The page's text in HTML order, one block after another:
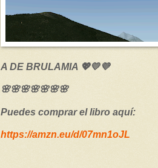
A DE BRULAMIA 💖💛💜
🌸🌸🌸🌸🌸🌸🌸
Puedes comprar el libro aquí:
https://amzn.eu/d/07mn1oJL